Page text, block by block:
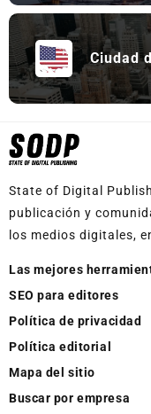
Ciudad
State of Digital
publicación y
los medios digitales,
Las mejores
SEO para editores
Política de privacidad
Política editorial
Mapa del sitio
Buscar por empresa